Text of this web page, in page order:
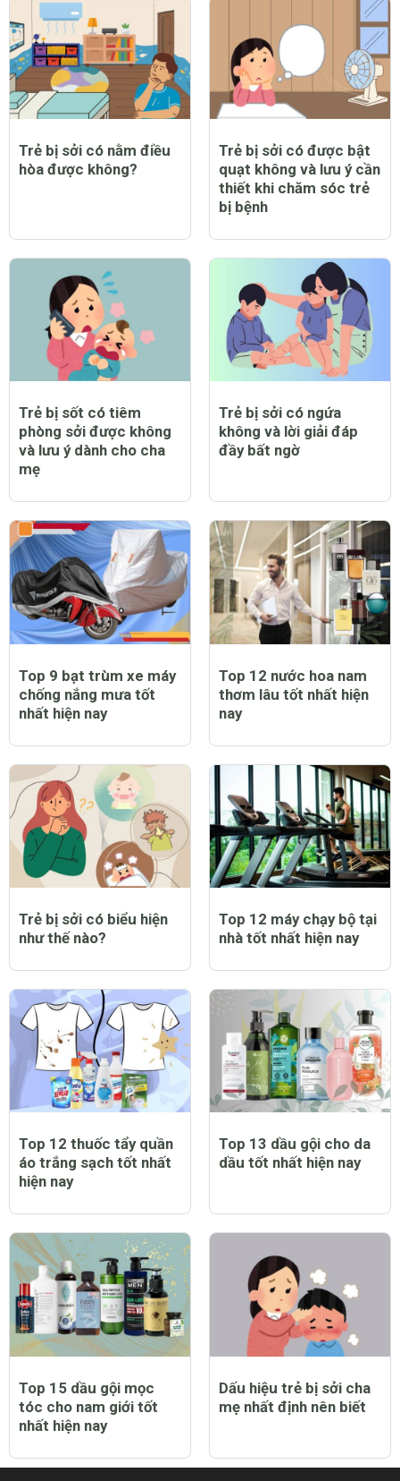
Trẻ bị sởi có nằm điều
hòa được không?
Trẻ bị sởi có được bật
quạt không và lưu ý cần
thiết khi chăm sóc trẻ
bị bệnh
Trẻ bị sốt có tiêm
phòng sởi được không
và lưu ý dành cho cha
mẹ
Trẻ bị sởi có ngứa
không và lời giải đáp
đầy bất ngờ
Top 9 bạt trùm xe máy
chống nắng mưa tốt
nhất hiện nay
Top 12 nước hoa nam
thơm lâu tốt nhất hiện
nay
Trẻ bị sởi có biểu hiện
như thế nào?
Top 12 máy chạy bộ tại
nhà tốt nhất hiện nay
Top 12 thuốc tẩy quần
áo trắng sạch tốt nhất
hiện nay
Top 13 dầu gội cho da
dầu tốt nhất hiện nay
Top 15 dầu gội mọc
tóc cho nam giới tốt
nhất hiện nay
Dấu hiệu trẻ bị sởi cha
mẹ nhất định nên biết